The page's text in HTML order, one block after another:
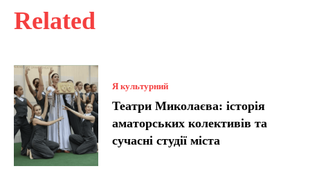
Related
Я культурний
Театри Миколаєва: історія
аматорських колективів та
сучасні студії міста